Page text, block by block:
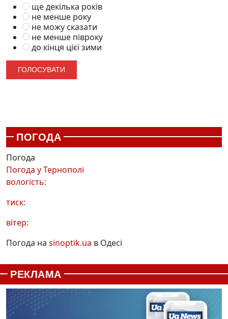
ще декілька років
не менше року
не можу сказати
не менше півроку
до кінця цієї зими
ПОГОДА
Погода
Погода уТернополі
вологість:
тиск:
вітер:
Погода на sinoptik.ua в Одесі
РЕКЛАМА